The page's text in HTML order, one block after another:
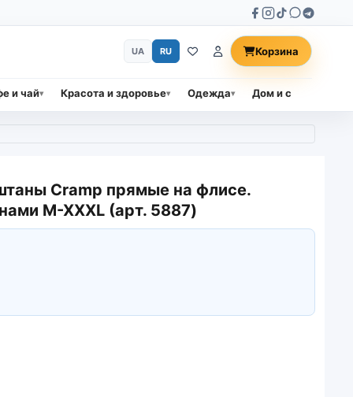
и чай Красота и здоровье Одежда Дом и сад
UA RU Корзина
Cramp прямые на флисе.
M-XXXL (арт. 5887)